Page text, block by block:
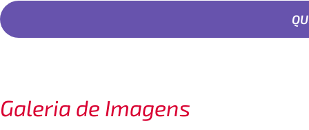
Galeria de Imagens